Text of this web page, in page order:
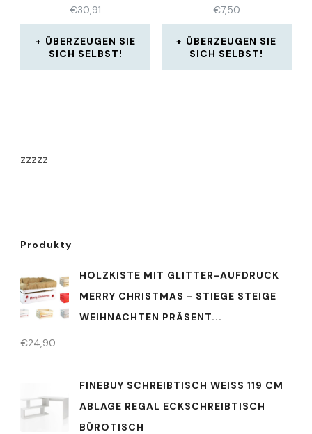
€30,91
ÜBERZEUGEN SIE
SICH SELBST!
€7,50
ÜBERZEUGEN SIE
SICH SELBST!
zzzzz
Produkty
HOLZKISTE MIT GLITTER-AUFDRUCK
MERRY CHRISTMAS - STIEGE STEIGE
WEIHNACHTEN PRÄSENT...
€24,90
FINEBUY SCHREIBTISCH WEISS 119 CM A
BLAGE REGAL ECKSCHREIBTISCH B
ÜROTISCH